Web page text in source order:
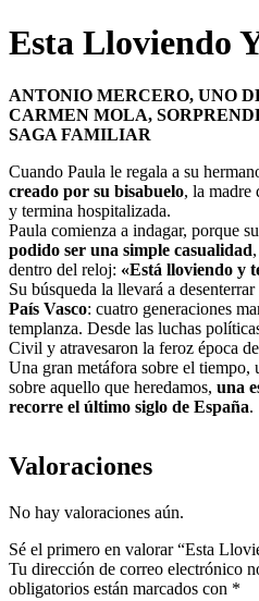
Esta Lloviendo
ANTONIO MERCERO, UNO
CARMEN MOLA,
SAGA FAMILIAR
Cuando Paula le regala a su
creado por su bisabuelo, la madre
y termina hospitalizada.
Paula comienza a indagar, porque
podido ser una simple casualidad
dentro del reloj: «Está lloviendo y
Su búsqueda la llevará a desenterrar
País Vasco: cuatro generaciones
templanza. Desde las luchas
Civil y atravesaron la feroz época
Una gran metáfora sobre el tiempo,
sobre aquello que heredamos, una
recorre el último siglo de España.
Valoraciones
No hay valoraciones aún.
Sé el primero en valorar “Esta
Tu dirección de correo electrónico
obligatorios están marcados con *